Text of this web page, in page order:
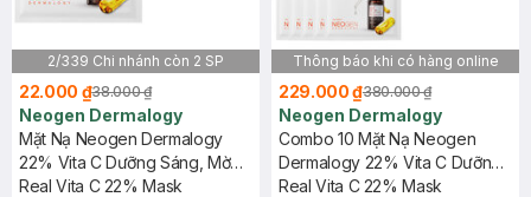
2/339 Chi nhánh còn 2 SP
22.000 ₫38.000 ₫
Neogen Dermalogy
Mặt Nạ Neogen Dermalogy
22% Vita C Dưỡng Sáng, Mờ
Thâm 28g
Real Vita C 22% Mask
Thông báo khi có hàng online
229.000 ₫380.000 ₫
Neogen Dermalogy
Combo 10 Mặt Nạ Neogen
Dermalogy 22% Vita C Dưỡng
Sáng, Mờ Thâm 28g
Real Vita C 22% Mask